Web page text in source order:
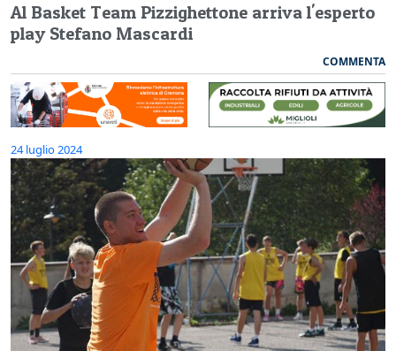
Al Basket Team Pizzighettone arriva l'esperto
play Stefano Mascardi
COMMENTA
24 luglio 2024